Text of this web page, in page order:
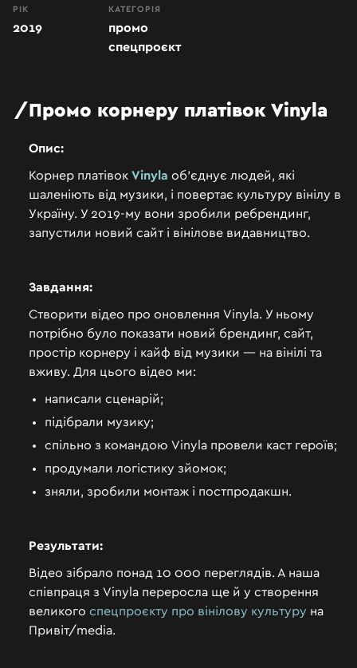
РІК
2019
КАТЕГОРІЯ
промо
спецпроєкт
Промо корнеру платівок Vinyla
Опис:
Корнер платівок Vinyla об’єднує людей, які
шаленіють від музики, і повертає культуру вінілу в
Україну. У 2019-му вони зробили ребрендинг,
запустили новий сайт і вінілове видавництво.
Завдання:
Створити відео про оновлення Vinyla. У ньому
потрібно було показати новий брендинг, сайт,
простір корнеру і кайф від музики — на вінілі та
вживу. Для цього відео ми:
написали сценарій;
підібрали музику;
спільно з командою Vinyla провели каст героїв;
продумали логістику зйомок;
зняли, зробили монтаж і постпродакшн.
Результати:
Відео зібрало понад 10 000 переглядів. А наша
співпраця з Vinyla переросла ще й у створення
великого спецпроєкту про вінілову культуру на
Привіт/media.